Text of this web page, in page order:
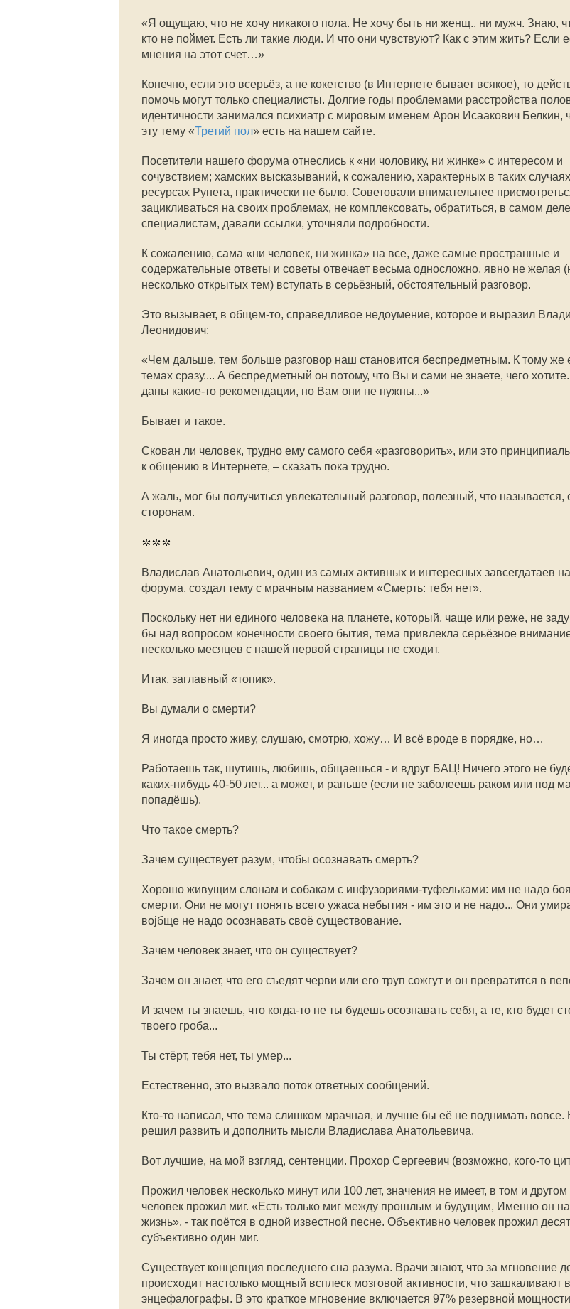
«Я ощущаю, что не хочу никакого пола. Не хочу быть ни женщ., ни мужч. Знаю,
кто не поймет. Есть ли такие люди. И что они чувствуют? Как с этим жить? Если
мнения на этот счет…»
Конечно, если это всерьёз, а не кокетство (в Интернете бывает всякое), то
помочь могут только специалисты. Долгие годы проблемами расстройства
идентичности занимался психиатр с мировым именем Арон Исаакович Белкин,
эту тему «Третий пол» есть на нашем сайте.
Посетители нашего форума отнеслись к «ни чоловику, ни жинке» с интересом и
сочувствием; хамских высказываний, к сожалению, характерных в таких
ресурсах Рунета, практически не было. Советовали внимательнее
зацикливаться на своих проблемах, не комплексовать, обратиться, в самом
специалистам, давали ссылки, уточняли подробности.
К сожалению, сама «ни человек, ни жинка» на все, даже самые пространные и
содержательные ответы и советы отвечает весьма односложно, явно не желая
несколько открытых тем) вступать в серьёзный, обстоятельный разговор.
Это вызывает, в общем-то, справедливое недоумение, которое и выразил
Леонидович:
«Чем дальше, тем больше разговор наш становится беспредметным. К тому же
темах сразу.... А беспредметный он потому, что Вы и сами не знаете, чего
даны какие-то рекомендации, но Вам они не нужны...»
Бывает и такое.
Скован ли человек, трудно ему самого себя «разговорить», или это
к общению в Интернете, – сказать пока трудно.
А жаль, мог бы получиться увлекательный разговор, полезный, что называется,
сторонам.
***
Владислав Анатольевич, один из самых активных и интересных завсегдатаев
форума, создал тему с мрачным названием «Смерть: тебя нет».
Поскольку нет ни единого человека на планете, который, чаще или реже, не
бы над вопросом конечности своего бытия, тема привлекла серьёзное
несколько месяцев с нашей первой страницы не сходит.
Итак, заглавный «топик».
Вы думали о смерти?
Я иногда просто живу, слушаю, смотрю, хожу… И всё вроде в порядке, но…
Работаешь так, шутишь, любишь, общаешься - и вдруг БАЦ! Ничего этого не
каких-нибудь 40-50 лет... а может, и раньше (если не заболеешь раком или под
попадёшь).
Что такое смерть?
Зачем существует разум, чтобы осознавать смерть?
Хорошо живущим слонам и собакам с инфузориями-туфельками: им не надо
смерти. Они не могут понять всего ужаса небытия - им это и не надо... Они
воjбще не надо осознавать своё существование.
Зачем человек знает, что он существует?
Зачем он знает, что его съедят черви или его труп сожгут и он превратится в
И зачем ты знаешь, что когда-то не ты будешь осознавать себя, а те, кто будет
твоего гроба...
Ты стёрт, тебя нет, ты умер...
Естественно, это вызвало поток ответных сообщений.
Кто-то написал, что тема слишком мрачная, и лучше бы её не поднимать вовсе.
решил развить и дополнить мысли Владислава Анатольевича.
Вот лучшие, на мой взгляд, сентенции. Прохор Сергеевич (возможно, кого-то
Прожил человек несколько минут или 100 лет, значения не имеет, в том и другом
человек прожил миг. «Есть только миг между прошлым и будущим, Именно он
жизнь», - так поётся в одной известной песне. Объективно человек прожил
субъективно один миг.
Существует концепция последнего сна разума. Врачи знают, что за мгновение
происходит настолько мощный всплеск мозговой активности, что зашкаливают
энцефалографы. В это краткое мгновение включается 97% резервной